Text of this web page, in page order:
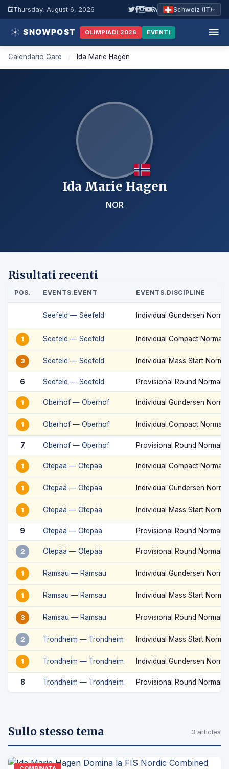
Thursday, August 6, 2026 Schweiz (IT)
OLIMPIADI 2026 EVENTI
Calendario Gare / Ida Marie Hagen
Ida Marie Hagen
NOR
Risultati recenti
POS. EVENTS.EVENT EVENTS.DISCIPLINE
Seefeld — Seefeld Individual Gundersen
1 Seefeld — Seefeld Individual Compact Normal
3 Seefeld — Seefeld Individual Mass Start
6 Seefeld — Seefeld Provisional Round Normal
1 Oberhof — Oberhof Individual Gundersen
1 Oberhof — Oberhof Individual Compact Normal
7 Oberhof — Oberhof Provisional Round Normal
1 Otepää — Otepää Individual Compact Normal
1 Otepää — Otepää Individual Gundersen
1 Otepää — Otepää Individual Mass Start
9 Otepää — Otepää Provisional Round Normal
2 Otepää — Otepää Provisional Round Normal
1 Ramsau — Ramsau Individual Gundersen
1 Ramsau — Ramsau Individual Mass Start
3 Ramsau — Ramsau Provisional Round Normal
2 Trondheim — Trondheim Individual Mass Start
1 Trondheim — Trondheim Individual Gundersen
8 Trondheim — Trondheim Provisional Round Normal
Sullo stesso tema 3 articles